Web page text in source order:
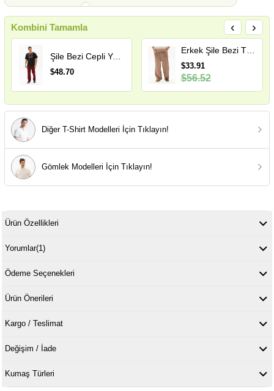
Kombini Tamamla
Şile Bezi Cepli Yazlık Erkek Pantolon Bordo Brd
$48.70
Erkek Şile Bezi Thai Balıkçı Yazlık Pantolon Toprak Tprk
$33.91
$56.52
‹ ›
Diğer T-Shirt Modelleri İçin Tıklayın!
Gömlek Modelleri İçin Tıklayın!
Ürün Özellikleri
Yorumlar(1)
Ödeme Seçenekleri
Ürün Önerileri
Kargo / Teslimat
Değişim / İade
Kumaş Türleri